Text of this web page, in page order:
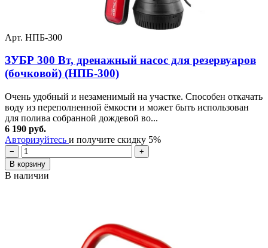
Арт. НПБ-300
ЗУБР 300 Вт, дренажный насос для резервуаров
(бочковой) (НПБ-300)
Очень удобный и незаменимый на участке. Способен откачать
воду из переполненной ёмкости и может быть использован
для полива собранной дождевой во...
6 190 руб.
Авторизуйтесь и получите скидку 5%
−
+
В корзину
В наличии